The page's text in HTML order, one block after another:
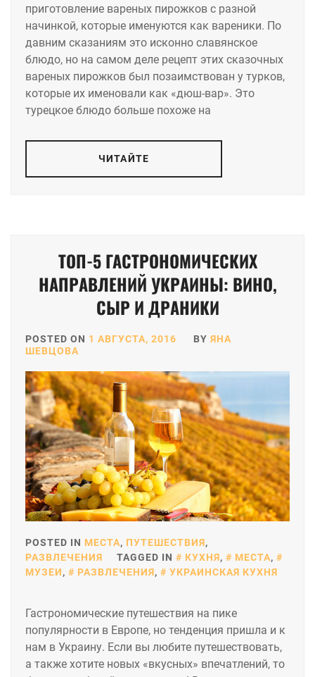
приготовление вареных пирожков с разной
начинкой, которые именуются как вареники. По
давним сказаниям это исконно славянское
блюдо, но на самом деле рецепт этих сказочных
вареных пирожков был позаимствован у турков,
которые их именовали как «дюш-вар». Это
турецкое блюдо больше похоже на
ЧИТАЙТЕ
ТОП-5 ГАСТРОНОМИЧЕСКИХ
НАПРАВЛЕНИЙ УКРАИНЫ: ВИНО,
СЫР И ДРАНИКИ
POSTED ON 1 АВГУСТА, 2016 BY ЯНА
ШЕВЦОВА
POSTED IN МЕСТА, ПУТЕШЕСТВИЯ,
РАЗВЛЕЧЕНИЯ
TAGGED IN КУХНЯ, МЕСТА,
МУЗЕИ, РАЗВЛЕЧЕНИЯ, УКРАИНСКАЯ КУХНЯ
Гастрономические путешествия на пике
популярности в Европе, но тенденция пришла и к
нам в Украину. Если вы любите путешествовать,
а также хотите новых «вкусных» впечатлений, то